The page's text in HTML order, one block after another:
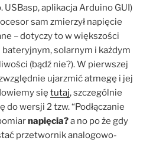
USBasp, aplikacja Arduino GUI)
sam zmierzył napięcie
– dotyczy to w większości
solarnym i każdym
(bądź nie?). W pierwszej
ujarzmić atmegę i jej
się tutaj, szczególnie
do wersji 2 tzw. “Podłączanie
napięcia?a no po że gdy
przetwornik analogowo-